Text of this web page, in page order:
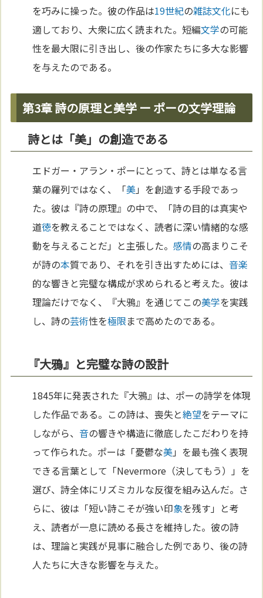
を巧みに操った。彼の作品は19世紀の雑誌文化にも
適しており、大衆に広く読まれた。短編文学の可能
性を最大限に引き出し、後の作家たちに多大な影響
を与えたのである。
第3章 詩の原理と美学 ー ポーの文学理論
詩とは「美」の創造である
エドガー・アラン・ポーにとって、詩とは単なる言
葉の羅列ではなく、「美」を創造する手段であっ
た。彼は『詩の原理』の中で、「詩の目的は真実や
道徳を教えることではなく、読者に深い情緒的な感
動を与えることだ」と主張した。感情の高まりこそ
が詩の本質であり、それを引き出すためには、音楽
的な響きと完璧な構成が求められると考えた。彼は
理論だけでなく、『大鴉』を通じてこの美学を実践
し、詩の芸術性を極限まで高めたのである。
『大鴉』と完璧な詩の設計
1845年に発表された『大鴉』は、ポーの詩学を体現
した作品である。この詩は、喪失と絶望をテーマに
しながら、音の響きや構造に徹底したこだわりを持
って作られた。ポーは「憂鬱な美」を最も強く表現
できる言葉として「Nevermore（決してもう）」を
選び、詩全体にリズミカルな反復を組み込んだ。さ
らに、彼は「短い詩こそが強い印象を残す」と考
え、読者が一息に読める長さを維持した。彼の詩
は、理論と実践が見事に融合した例であり、後の詩
人たちに大きな影響を与えた。